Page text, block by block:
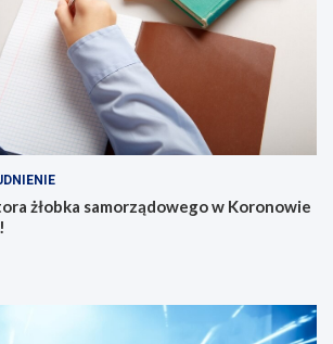
żłobka samorządowego w Koronowie